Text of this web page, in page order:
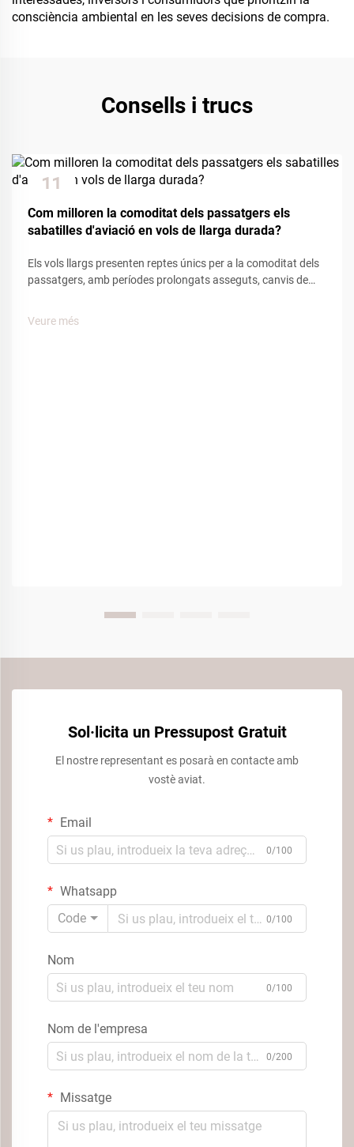
consciència ambiental en les seves decisions de compra.
Consells i trucs
11
Com milloren la comoditat dels passatgers els
sabatilles d'aviació en vols de llarga durada?
Els vols llargs presenten reptes únics per a la comoditat dels
passatgers, amb períodes prolongats asseguts, canvis de
Veure més
Sol·licita un Pressupost Gratuit
El nostre representant es posarà en contacte amb
vostè aviat.
Email
0/100
Whatsapp
Code
0/100
Nom
0/100
Nom de l'empresa
0/200
Missatge